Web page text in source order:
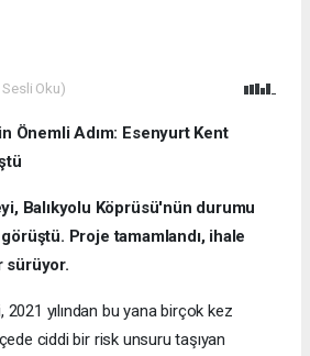
Oku)
Önemli Adım: Esenyurt Kent
Balıkyolu Köprüsü'nün durumu
Proje tamamlandı, ihale
sürüyor.
yılından bu yana birçok kez
ciddi bir risk unsuru taşıyan